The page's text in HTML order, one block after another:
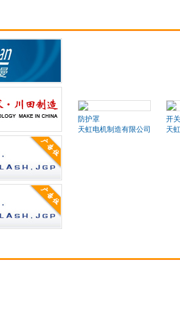
防护罩
天虹电机制造有限公司
开关
天